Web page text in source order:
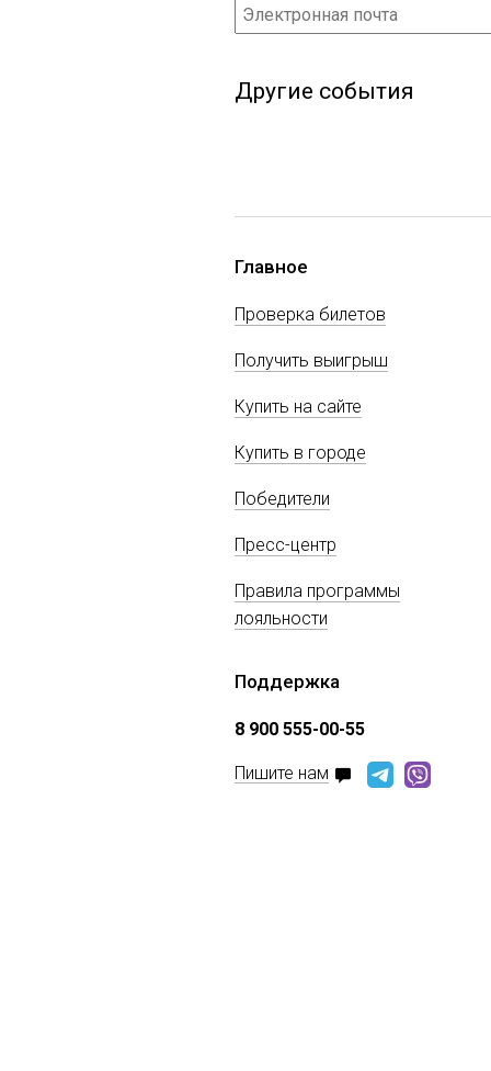
Другие события
Главное
Проверка билетов
Получить выигрыш
Купить на сайте
Купить в городе
Победители
Пресс-центр
Правила программы
лояльности
Поддержка
8 900 555-00-55
Пишите нам